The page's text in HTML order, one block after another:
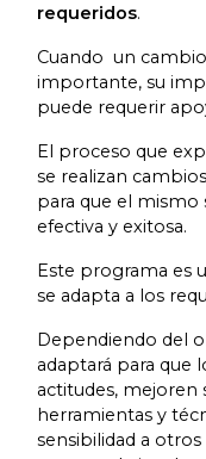
requeridos.
Cuando un
importante, su
puede requerir
El proceso que
se realizan
para que el
efectiva y exitosa.
Este programa es
se adapta a los
Dependiendo del
adaptará para que
actitudes, mejoren
herramientas y
sensibilidad a